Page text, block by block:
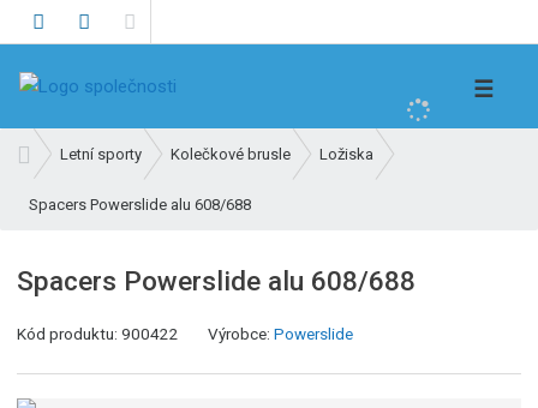
h
t
☰
v
o
í
t
Letní sporty Kolečkové brusle Ložiska
Spacers Powerslide alu 608/688
Spacers Powerslide alu 608/688
Kód produktu:900422 Výrobce:Powerslide